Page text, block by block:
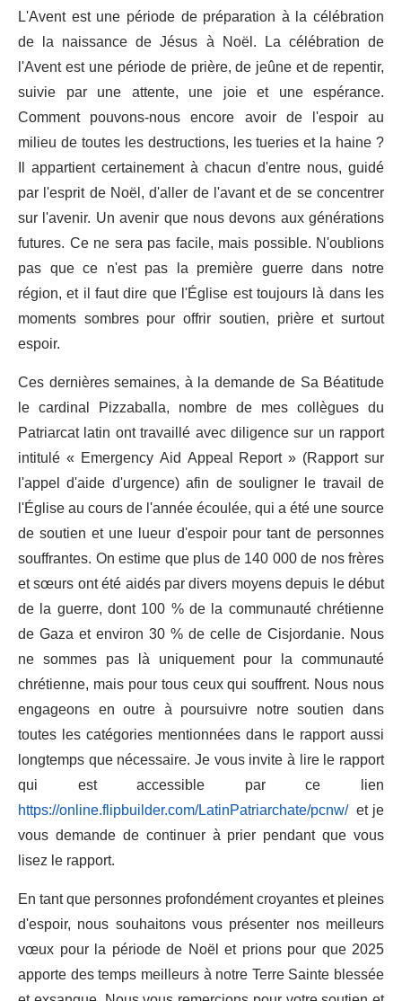
L'Avent est une période de préparation à la célébration
de la naissance de Jésus à Noël. La célébration de
l'Avent est une période de prière, de jeûne et de repentir,
suivie par une attente, une joie et une espérance.
Comment pouvons-nous encore avoir de l'espoir au
milieu de toutes les destructions, les tueries et la haine ?
Il appartient certainement à chacun d'entre nous, guidé
par l'esprit de Noël, d'aller de l'avant et de se concentrer
sur l'avenir. Un avenir que nous devons aux générations
futures. Ce ne sera pas facile, mais possible. N'oublions
pas que ce n'est pas la première guerre dans notre
région, et il faut dire que l'Église est toujours là dans les
moments sombres pour offrir soutien, prière et surtout
espoir.
Ces dernières semaines, à la demande de Sa Béatitude
le cardinal Pizzaballa, nombre de mes collègues du
Patriarcat latin ont travaillé avec diligence sur un rapport
intitulé « Emergency Aid Appeal Report » (Rapport sur
l'appel d'aide d'urgence) afin de souligner le travail de
l'Église au cours de l'année écoulée, qui a été une source
de soutien et une lueur d'espoir pour tant de personnes
souffrantes. On estime que plus de 140 000 de nos frères
et sœurs ont été aidés par divers moyens depuis le début
de la guerre, dont 100 % de la communauté chrétienne
de Gaza et environ 30 % de celle de Cisjordanie. Nous
ne sommes pas là uniquement pour la communauté
chrétienne, mais pour tous ceux qui souffrent. Nous nous
engageons en outre à poursuivre notre soutien dans
toutes les catégories mentionnées dans le rapport aussi
longtemps que nécessaire. Je vous invite à lire le rapport
qui est accessible par ce lien
https://online.flipbuilder.com/LatinPatriarchate/pcnw/et je
vous demande de continuer à prier pendant que vous
lisez le rapport.
En tant que personnes profondément croyantes et pleines
d'espoir, nous souhaitons vous présenter nos meilleurs
vœux pour la période de Noël et prions pour que 2025
apporte des temps meilleurs à notre Terre Sainte blessée